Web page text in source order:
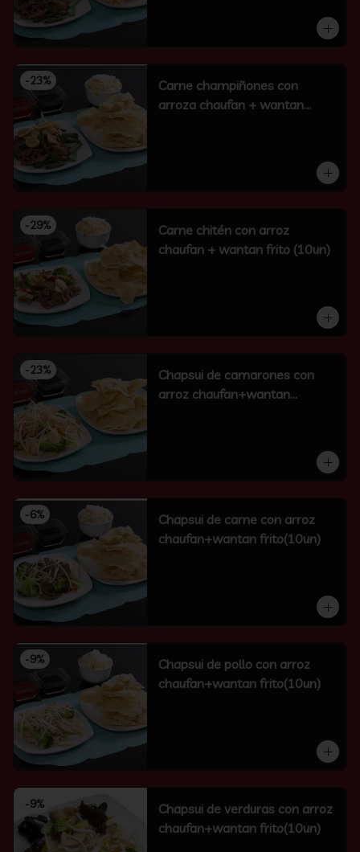
-23%
Carne champiñones con
arroza chaufan + wantan
-29%
Carne chitén con arroz
chaufan + wantan frito (10un)
-23%
Chapsui de camarones con
arroz chaufan+wantan
-6%
Chapsui de carne con arroz
chaufan+wantan frito(10un)
-9%
Chapsui de pollo con arroz
chaufan+wantan frito(10un)
-9%
Chapsui de verduras con arroz
chaufan+wantan frito(10un)